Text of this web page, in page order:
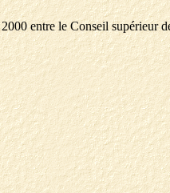
entre le Conseil supérieur